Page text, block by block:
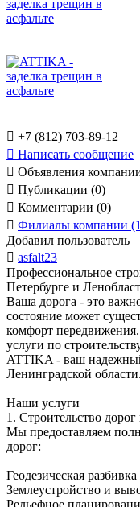
 +7 (812) 703-89-12
 Написать сообщение
 Объявления
 Публикации (0)
 Комментарии (0)
 Филиалы компании
Добавил пользователь
 asfalt23
Профессиональное
Петербурге и
Ваша дорога - это
состояние может
комфорт
услуги по
ATTIKA - ваш
Ленинградской области.
Наши услуги
1. Строительство
Мы предоставляем
дорог:
Геодезическая
Землеустройство и
Рельефное